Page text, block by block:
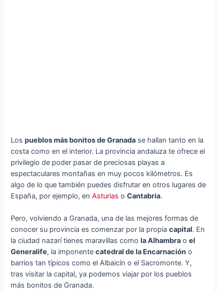
Lospueblos más bonitos de Granada se hallan tanto en la
costa como en el interior. La provincia andaluza te ofrece el
privilegio de poder pasar de preciosas playas a
espectaculares montañas en muy pocos kilómetros. Es
algo de lo que también puedes disfrutar en otros lugares de
España, por ejemplo, enAsturias oCantabria.
Pero, volviendo a Granada, una de las mejores formas de
conocer su provincia es comenzar por la propiacapital. En
la ciudad nazarí tienes maravillas comola Alhambra oel
Generalife, la imponentecatedral de la Encarnación o
barrios tan típicos como el Albaicín o el Sacromonte. Y,
tras visitar la capital, ya podemos viajar por los pueblos
más bonitos de Granada.